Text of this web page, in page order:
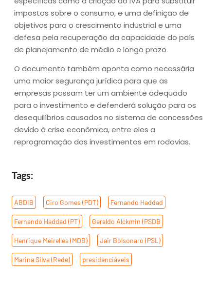
impostos sobre o consumo,euma definição de
objetivos para o crescimento industrial e uma
defesa pela recuperação da capacidade do país
de planejamento de médio e longo prazo.
O documento também aponta como necessária
uma maior segurança jurídica para que as
empresas possam ter um ambiente adequado
para o investimento e defenderá solução para os
desequilíbrios causados no sistema de concessões
devido à crise econômica, entre eles a
reprogramação dos investimentos em rodovias.
Tags:
ABDIB Ciro Gomes (PDT) Fernando Haddad
Fernando Haddad (PT) Geraldo Alckmin (PSDB
Henrique Meirelles (MDB) Jair Bolsonaro (PSL)
Marina Silva (Rede) presidenciáveis